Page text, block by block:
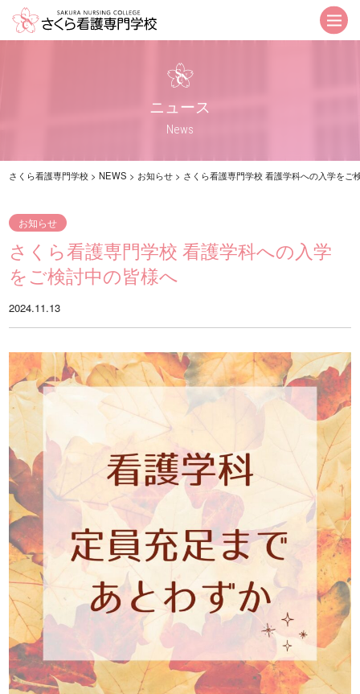
学校法人東洋育英会
学校紹介
(アドミッションポリシーはこちら)
IPE授業
ニュース
ニュース一覧
入試情報
学科紹介
看護学科
オープンキャンパス
入学案内
募集要項
総合型選抜
学費
特待生制度
資格・経歴による学費給付制度
各種制度
お問い合わせ
お問い合わせ
WEB個別相談または来校型個
各種奨学金
日本学生支援機構
日本政策金融公庫
Orico
姉妹校
さくら医療福祉専門学校
ニュース
News
さくら看護専門学校 >NEWS > お知らせ > さくら看護専門学校 看護学科への入学をご
お知らせ
さくら看護専門学校 看護学科への入学
をご検討中の皆様へ
2024.11.13